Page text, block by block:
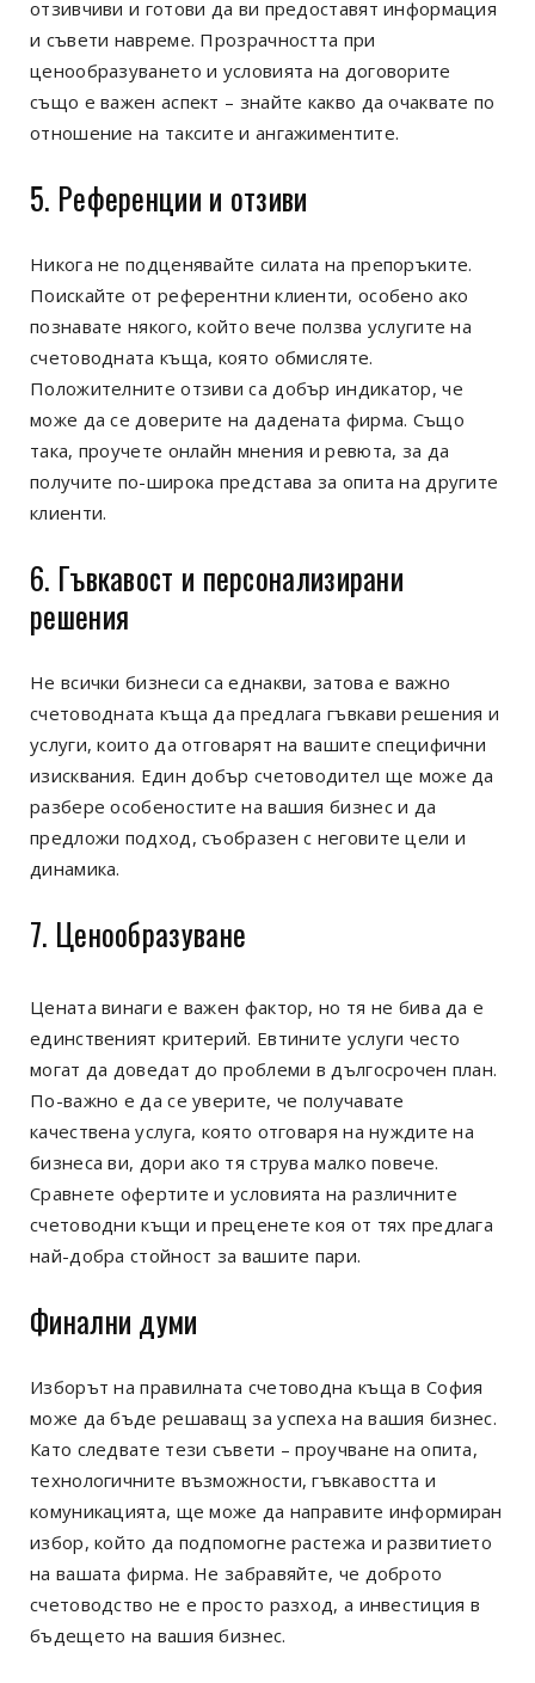
отзивчиви и готови да ви предоставят информация
и съвети навреме. Прозрачността при
ценообразуването и условията на договорите
също е важен аспект – знайте какво да очаквате по
отношение на таксите и ангажиментите.
5. Референции и отзиви
Никога не подценявайте силата на препоръките.
Поискайте от референтни клиенти, особено ако
познавате някого, който вече ползва услугите на
счетоводната къща, която обмисляте.
Положителните отзиви са добър индикатор, че
може да се доверите на дадената фирма. Също
така, проучете онлайн мнения и ревюта, за да
получите по-широка представа за опита на другите
клиенти.
6. Гъвкавост и персонализирани
решения
Не всички бизнеси са еднакви, затова е важно
счетоводната къща да предлага гъвкави решения и
услуги, които да отговарят на вашите специфични
изисквания. Един добър счетоводител ще може да
разбере особеностите на вашия бизнес и да
предложи подход, съобразен с неговите цели и
динамика.
7. Ценообразуване
Цената винаги е важен фактор, но тя не бива да е
единственият критерий. Евтините услуги често
могат да доведат до проблеми в дългосрочен план.
По-важно е да се уверите, че получавате
качествена услуга, която отговаря на нуждите на
бизнеса ви, дори ако тя струва малко повече.
Сравнете офертите и условията на различните
счетоводни къщи и преценете коя от тях предлага
най-добра стойност за вашите пари.
Финални думи
Изборът на правилната счетоводна къща в София
може да бъде решаващ за успеха на вашия бизнес.
Като следвате тези съвети – проучване на опита,
технологичните възможности, гъвкавостта и
комуникацията, ще може да направите информиран
избор, който да подпомогне растежа и развитието
на вашата фирма. Не забравяйте, че доброто
счетоводство не е просто разход, а инвестиция в
бъдещето на вашия бизнес.